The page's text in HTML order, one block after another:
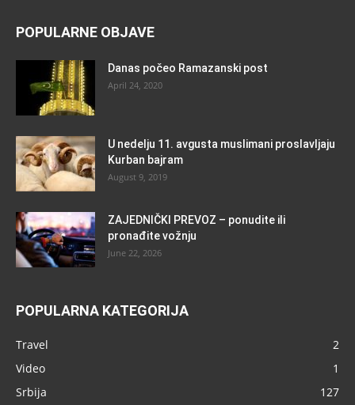
POPULARNE OBJAVE
Danas počeo Ramazanski post
April 24, 2020
U nedelju 11. avgusta muslimani proslavljaju
Kurban bajram
August 9, 2019
ZAJEDNIČKI PREVOZ – ponudite ili
pronađite vožnju
June 22, 2026
POPULARNA KATEGORIJA
Travel
2
Video
1
Srbija
127